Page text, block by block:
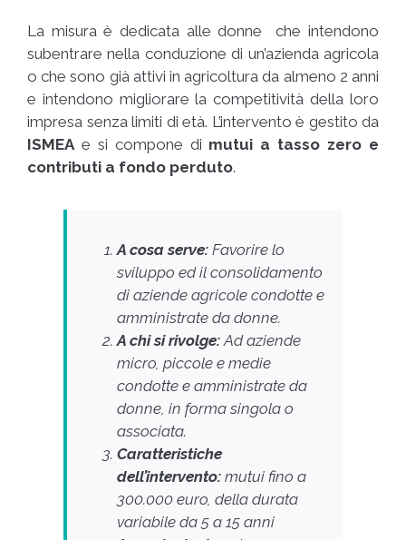
La misura è dedicata alle donne che intendono
subentrare nella conduzione di un’azienda agricola
o che sono già attivi in agricoltura da almeno 2 anni
e intendono migliorare la competitività della loro
impresa senza limiti di età. L’intervento è gestito da
ISMEA e si compone di mutui a tasso zero e
contributi a fondo perduto.
A cosa serve: Favorire lo
sviluppo ed il consolidamento
di aziende agricole condotte e
amministrate da donne.
A chi si rivolge: Ad aziende
micro, piccole e medie
condotte e amministrate da
donne, in forma singola o
associata.
Caratteristiche
dell’intervento: mutui fino a
300.000 euro, della durata
variabile da 5 a 15 anni